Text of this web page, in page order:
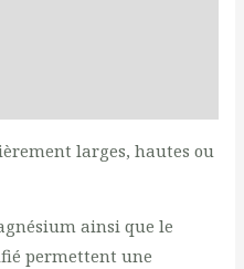
larges, hautes ou
ainsi que le
permettent une